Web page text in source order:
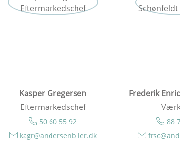
Kasper Gregersen
Eftermarkedschef
50 60 55 92
kagr@andersenbiler.dk
Frederik
88